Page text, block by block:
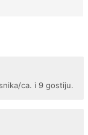
ca. i 9 gostiju.